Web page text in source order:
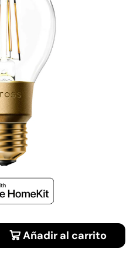
Añadir al carrito